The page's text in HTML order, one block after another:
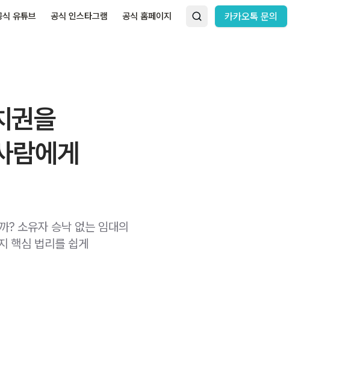
식 유튜브 공식 인스타그램 공식 홈페이지 카카오톡 문의
권을
람에게
? 소유자 승낙 없는 임대의
핵심 법리를 쉽게